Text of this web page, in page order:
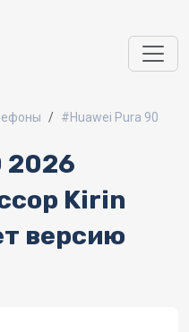
#Huawei Pura 90
2026
Kirin
версию